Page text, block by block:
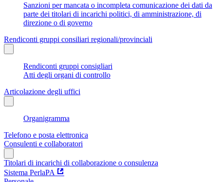
Sanzioni per mancata o incompleta comunicazione dei dati da
parte dei titolari di incarichi politici, di amministrazione, di
direzione o di governo
Rendiconti gruppi consiliari regionali/provinciali
Rendiconti gruppi consigliari
Atti degli organi di controllo
Articolazione degli uffici
Organigramma
Telefono e posta elettronica
Consulenti e collaboratori
Titolari di incarichi di collaborazione o consulenza
Sistema PerlaPA